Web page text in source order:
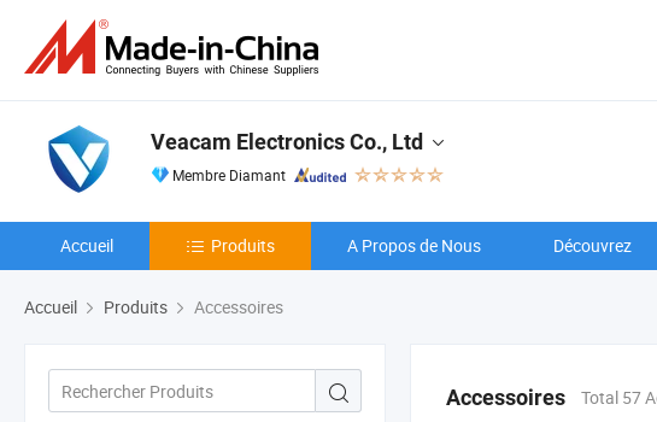
Veacam Electronics Co., Ltd
Membre Diamant
Accueil Produits A Propos de Nous Découvrez
Accueil Produits Accessoires
Accessoires Total 57